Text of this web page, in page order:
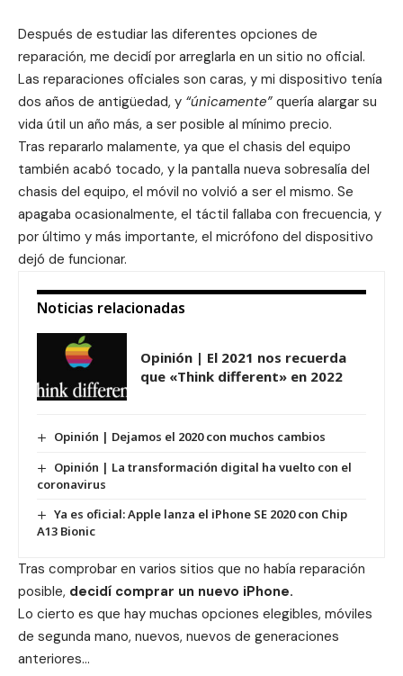
Después de estudiar las diferentes opciones de
reparación, me decidí por arreglarla en un sitio no oficial.
Las reparaciones oficiales son caras, y mi dispositivo tenía
dos años de antigüedad, y “únicamente” quería alargar su
vida útil un año más, a ser posible al mínimo precio.
Tras repararlo malamente, ya que el chasis del equipo
también acabó tocado, y la pantalla nueva sobresalía del
chasis del equipo, el móvil no volvió a ser el mismo. Se
apagaba ocasionalmente, el táctil fallaba con frecuencia, y
por último y más importante, el micrófono del dispositivo
dejó de funcionar.
Noticias relacionadas
Opinión | El 2021 nos recuerda
que «Think different» en 2022
Opinión | Dejamos el 2020 con muchos cambios
Opinión | La transformación digital ha vuelto con el
coronavirus
Ya es oficial: Apple lanza el iPhone SE 2020 con Chip
A13 Bionic
Tras comprobar en varios sitios que no había reparación
posible, decidí comprar un nuevo iPhone.
Lo cierto es que hay muchas opciones elegibles, móviles
de segunda mano, nuevos, nuevos de generaciones
anteriores…